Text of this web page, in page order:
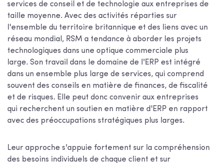
services de conseil et de technologie aux entreprises de
taille moyenne. Avec des activités réparties sur
l'ensemble du territoire britannique et des liens avec un
réseau mondial, RSM a tendance à aborder les projets
technologiques dans une optique commerciale plus
large. Son travail dans le domaine de l'ERP est intégré
dans un ensemble plus large de services, qui comprend
souvent des conseils en matière de finances, de fiscalité
et de risques. Elle peut donc convenir aux entreprises
qui recherchent un soutien en matière d'ERP en rapport
avec des préoccupations stratégiques plus larges.
Leur approche s'appuie fortement sur la compréhension
des besoins individuels de chaque client et sur